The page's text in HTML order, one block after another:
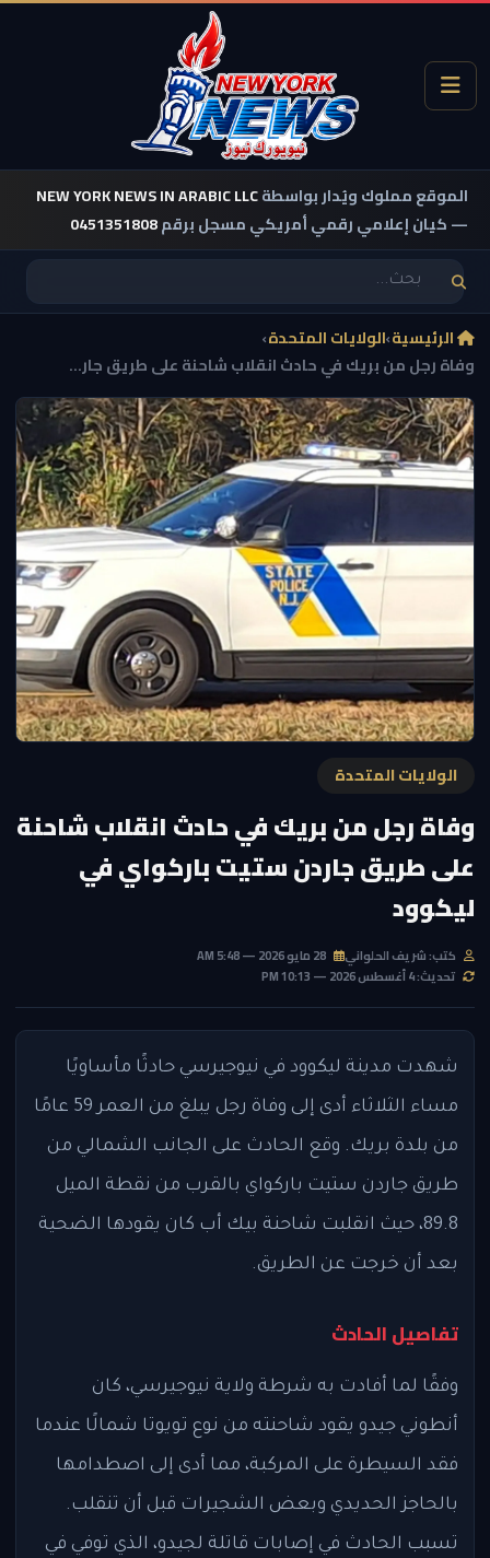
الموقع مملوك ويُدار بواسطةNEW YORK NEWS IN ARABIC LLC
— كيان إعلامي رقمي أمريكي مسجل برقم0451351808
الرئيسية›الولايات المتحدة›
وفاة رجل من بريك في حادث انقلاب شاحنة على طريق جار...
الولايات المتحدة
وفاة رجل من بريك في حادث انقلاب شاحنة
على طريق جاردن ستيت باركواي في
ليكوود
كتب: شريف الحلواني
تحديث: 4 أغسطس 2026 — 10:13 PM
شهدت مدينة ليكوود في نيوجيرسي حادثًا مأساويًا
مساء الثلاثاء أدى إلى وفاة رجل يبلغ من العمر 59 عامًا
من بلدة بريك. وقع الحادث على الجانب الشمالي من
طريق جاردن ستيت باركواي بالقرب من نقطة الميل
89.8، حيث انقلبت شاحنة بيك أب كان يقودها الضحية
بعد أن خرجت عن الطريق.
تفاصيل الحادث
وفقًا لما أفادت به شرطة ولاية نيوجيرسي، كان
أنطوني جيدو يقود شاحنته من نوع تويوتا شمالًا عندما
فقد السيطرة على المركبة، مما أدى إلى اصطدامها
بالحاجز الحديدي وبعض الشجيرات قبل أن تنقلب.
تسبب الحادث في إصابات قاتلة لجيدو، الذي توفي في